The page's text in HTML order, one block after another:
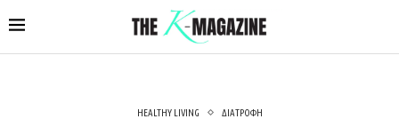
HEALTHY LIVING ΔΙΑΤΡΟΦΗ